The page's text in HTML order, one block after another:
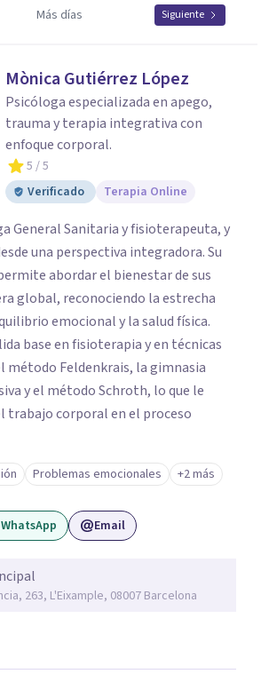
Más días Siguiente
Mònica Gutiérrez López
Psicóloga especializada en apego,
trauma y terapia integrativa con
enfoque corporal.
5 / 5
Verificado
Terapia Online
General Sanitaria y fisioterapeuta, y
una perspectiva integradora. Su
abordar el bienestar de sus
global, reconociendo la estrecha
emocional y la salud física.
base en fisioterapia y en técnicas
método Feldenkrais, la gimnasia
y el método Schroth, lo que le
corporal en el proceso
Problemas emocionales +2 más
WhatsApp Email
263, L'Eixample, 08007 Barcelona